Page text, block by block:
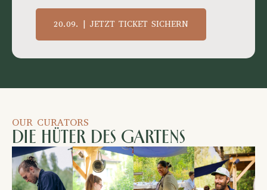
20.09. | JETZT TICKET SICHERN
OUR CURATORS
Die Hüter des Gartens